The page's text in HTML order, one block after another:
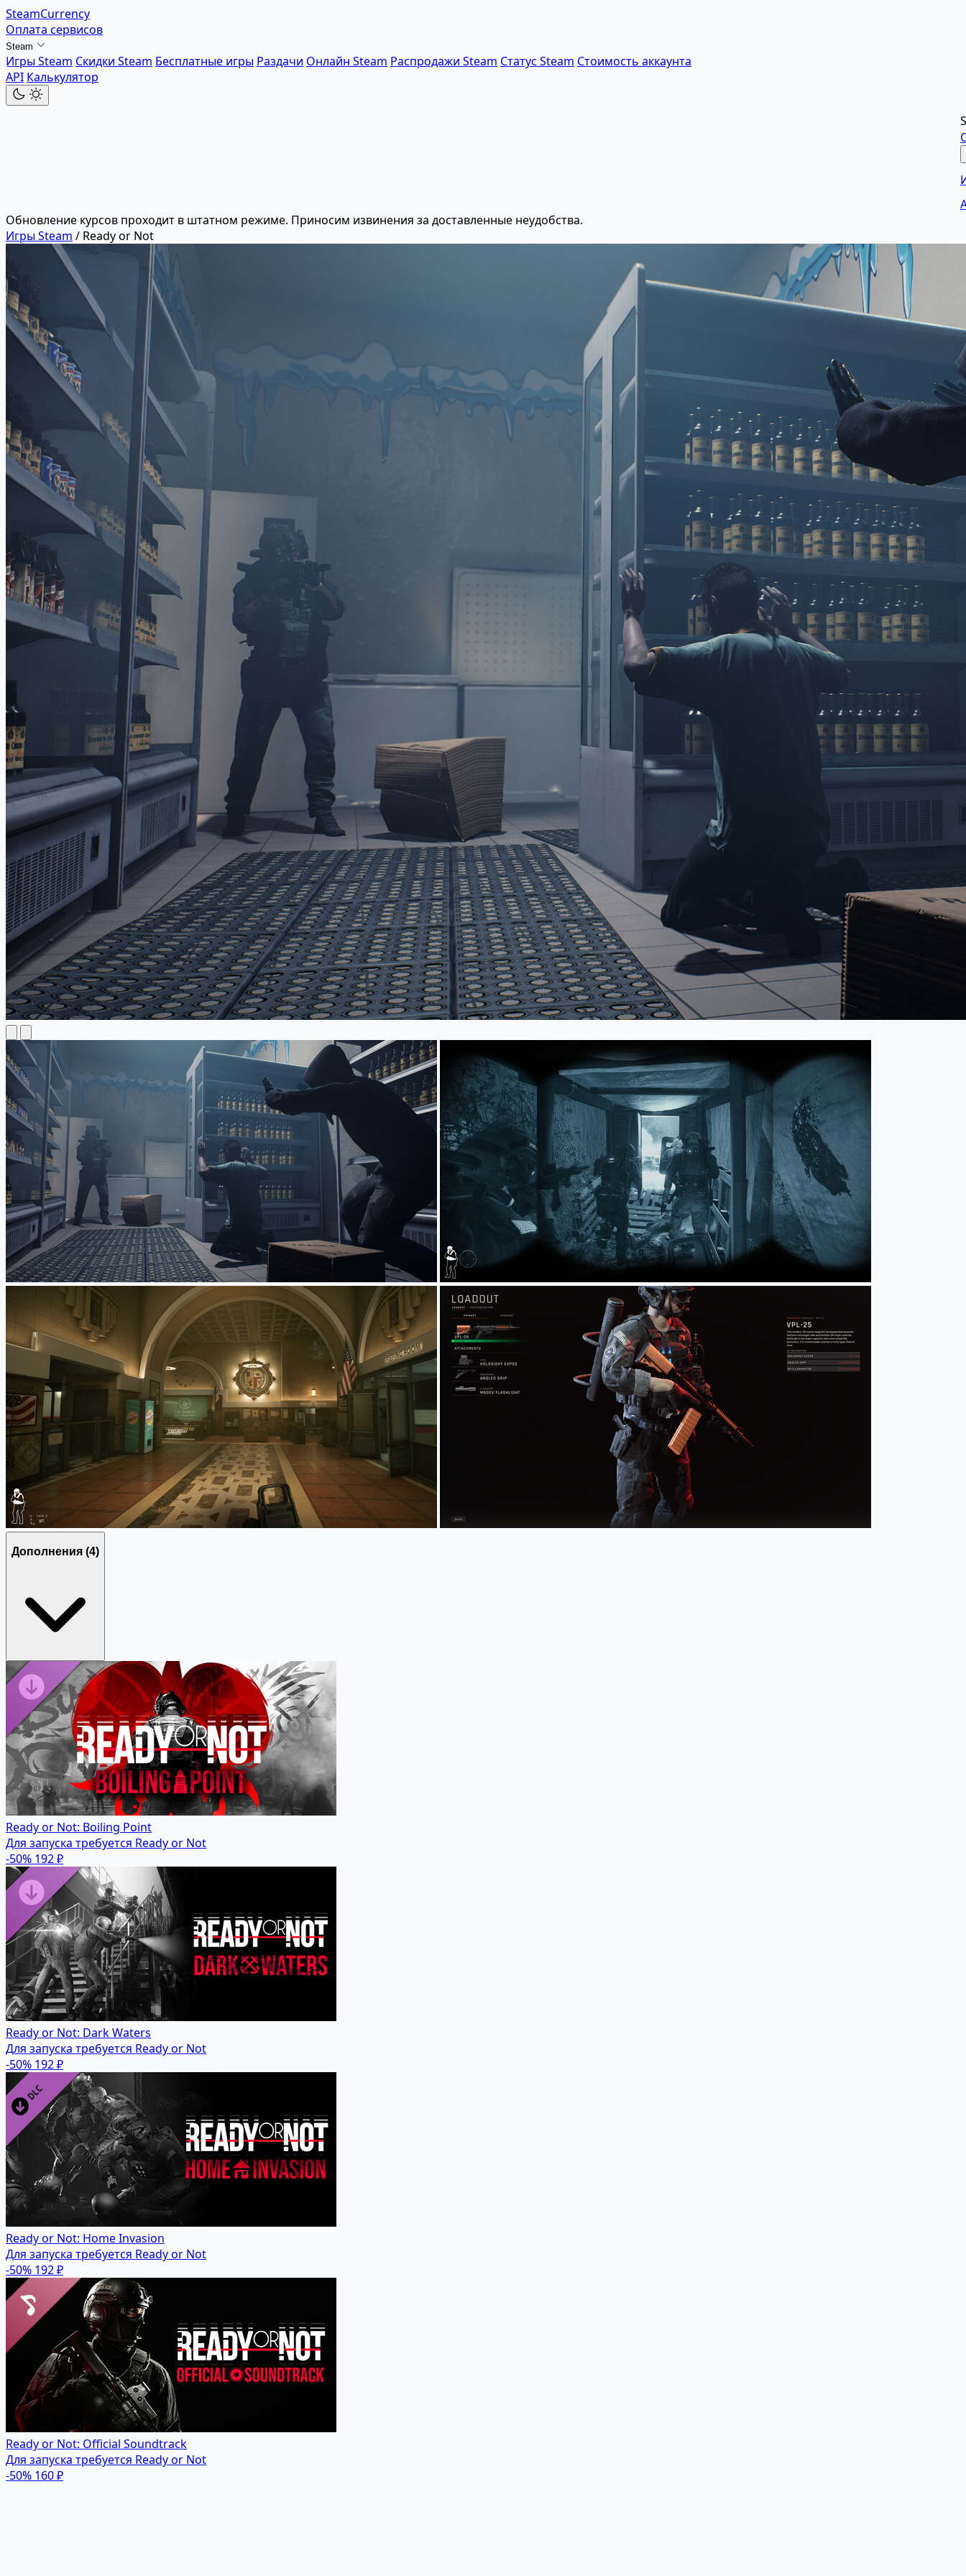
SteamCurrency
Оплата сервисов
Steam
Игры Steam Скидки Steam Бесплатные игры Раздачи Онлайн Steam Распродажи Steam Статус Steam Стоимость аккаунта
API Калькулятор
Обновление курсов проходит в штатном режиме. Приносим извинения за доставленные неудобства.
Игры Steam / Ready or Not
Дополнения (4)
Ready or Not: Boiling Point
Для запуска требуется Ready or Not
-50% 192 ₽
Ready or Not: Dark Waters
Для запуска требуется Ready or Not
-50% 192 ₽
Ready or Not: Home Invasion
Для запуска требуется Ready or Not
-50% 192 ₽
Ready or Not: Official Soundtrack
Для запуска требуется Ready or Not
-50% 160 ₽